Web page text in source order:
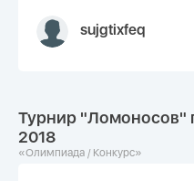
sujgtixfeq
Турнир "Ломоносов"
2018
«Олимпиада / Конкурс»